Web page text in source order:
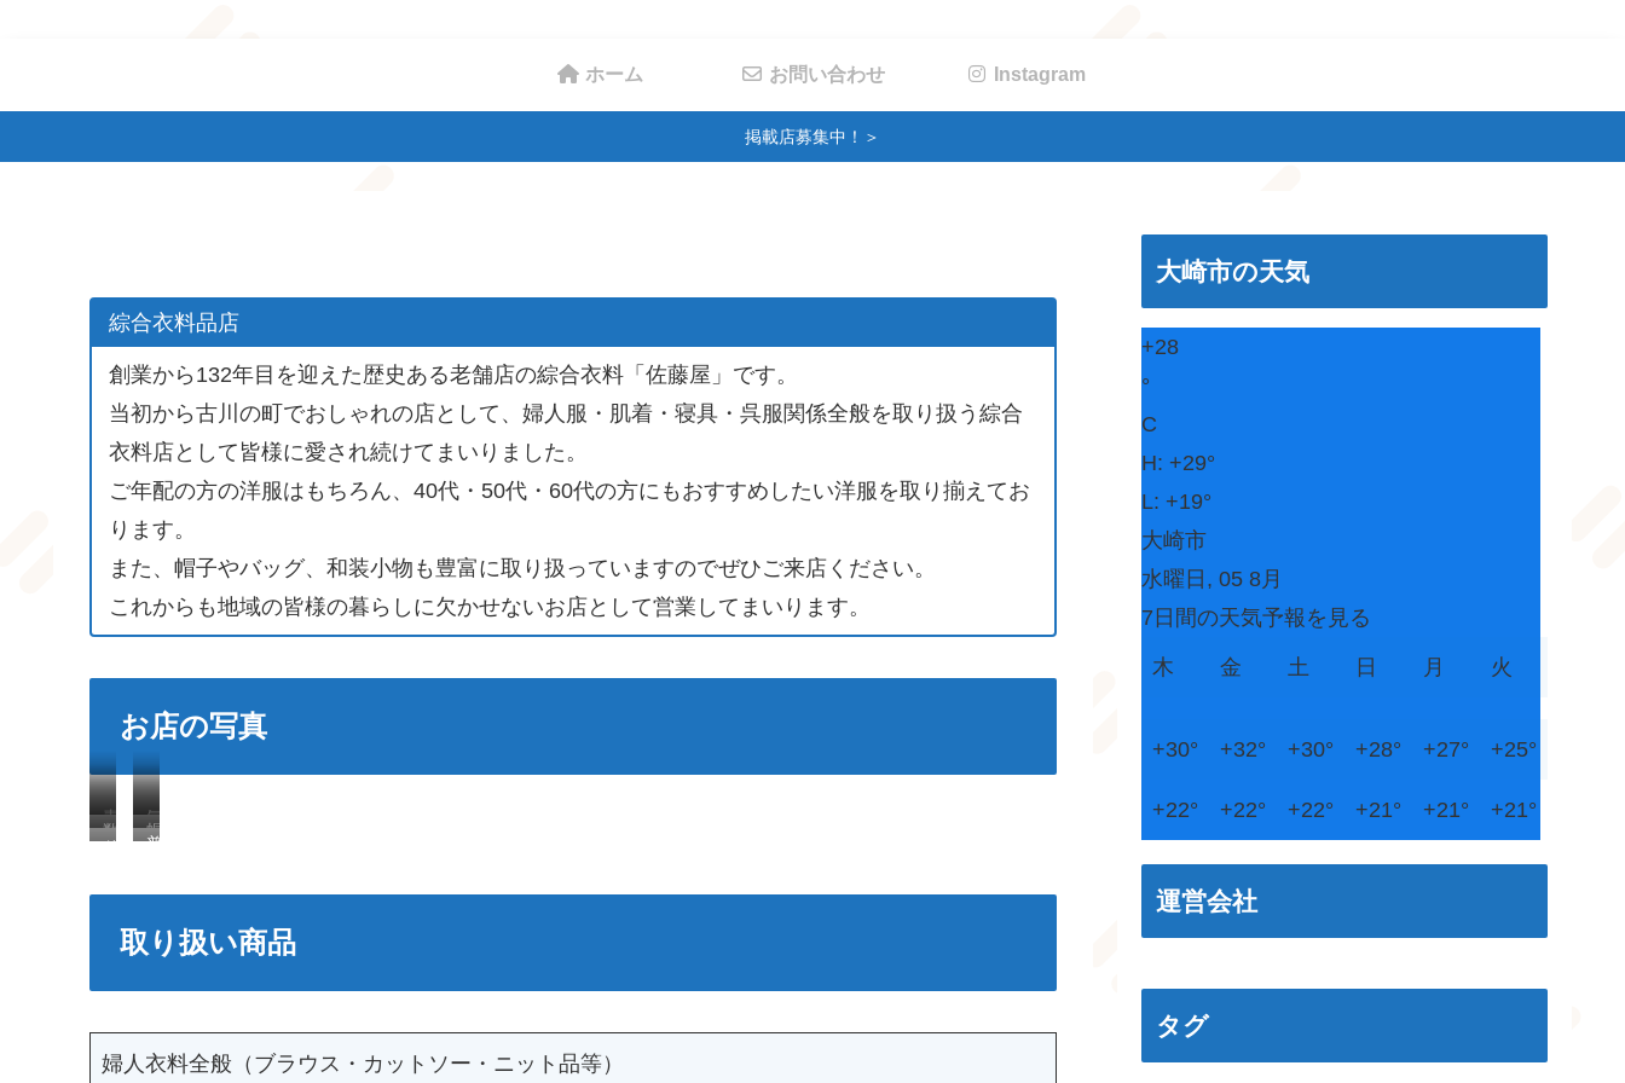
ホーム お問い合わせ Instagram
掲載店募集中！＞
綜合衣料品店
創業から132年目を迎えた歴史ある老舗店の綜合衣料「佐藤屋」です。
当初から古川の町でおしゃれの店として、婦人服・肌着・寝具・呉服関係全般を取り扱う綜合
衣料店として皆様に愛され続けてまいりました。
ご年配の方の洋服はもちろん、40代・50代・60代の方にもおすすめしたい洋服を取り揃えてお
ります。
また、帽子やバッグ、和装小物も豊富に取り扱っていますのでぜひご来店ください。
これからも地域の皆様の暮らしに欠かせないお店として営業してまいります。
お店の写真
青
と
目
印
気
に
洋
き
っ
数
く
お
ご
帽
の
類
で
バ
も
々
種
普
か
お
か
取り扱い商品
婦人衣料全般（ブラウス・カットソー・ニット品等）
大崎市の天気
+28
°
C
H: +29°
L: +19°
大崎市
水曜日, 05 8月
7日間の天気予報を見る
木 金 土 日 月 火
+30° +32° +30° +28° +27° +25°
+22° +22° +22° +21° +21° +21°
運営会社
タグ